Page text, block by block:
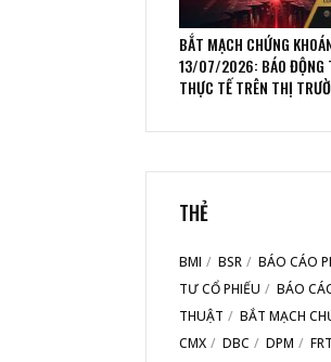
BẮT MẠCH CHỨNG
13/07/2026: BÁO ĐỘNG
THỰC TẾ TRÊN THỊ
THẺ
BMI BSR
BÁO CÁO
TƯ CỔ PHIẾU
BÁO
THUẬT
BẮT MẠCH
CMX
DBC DPM FRT